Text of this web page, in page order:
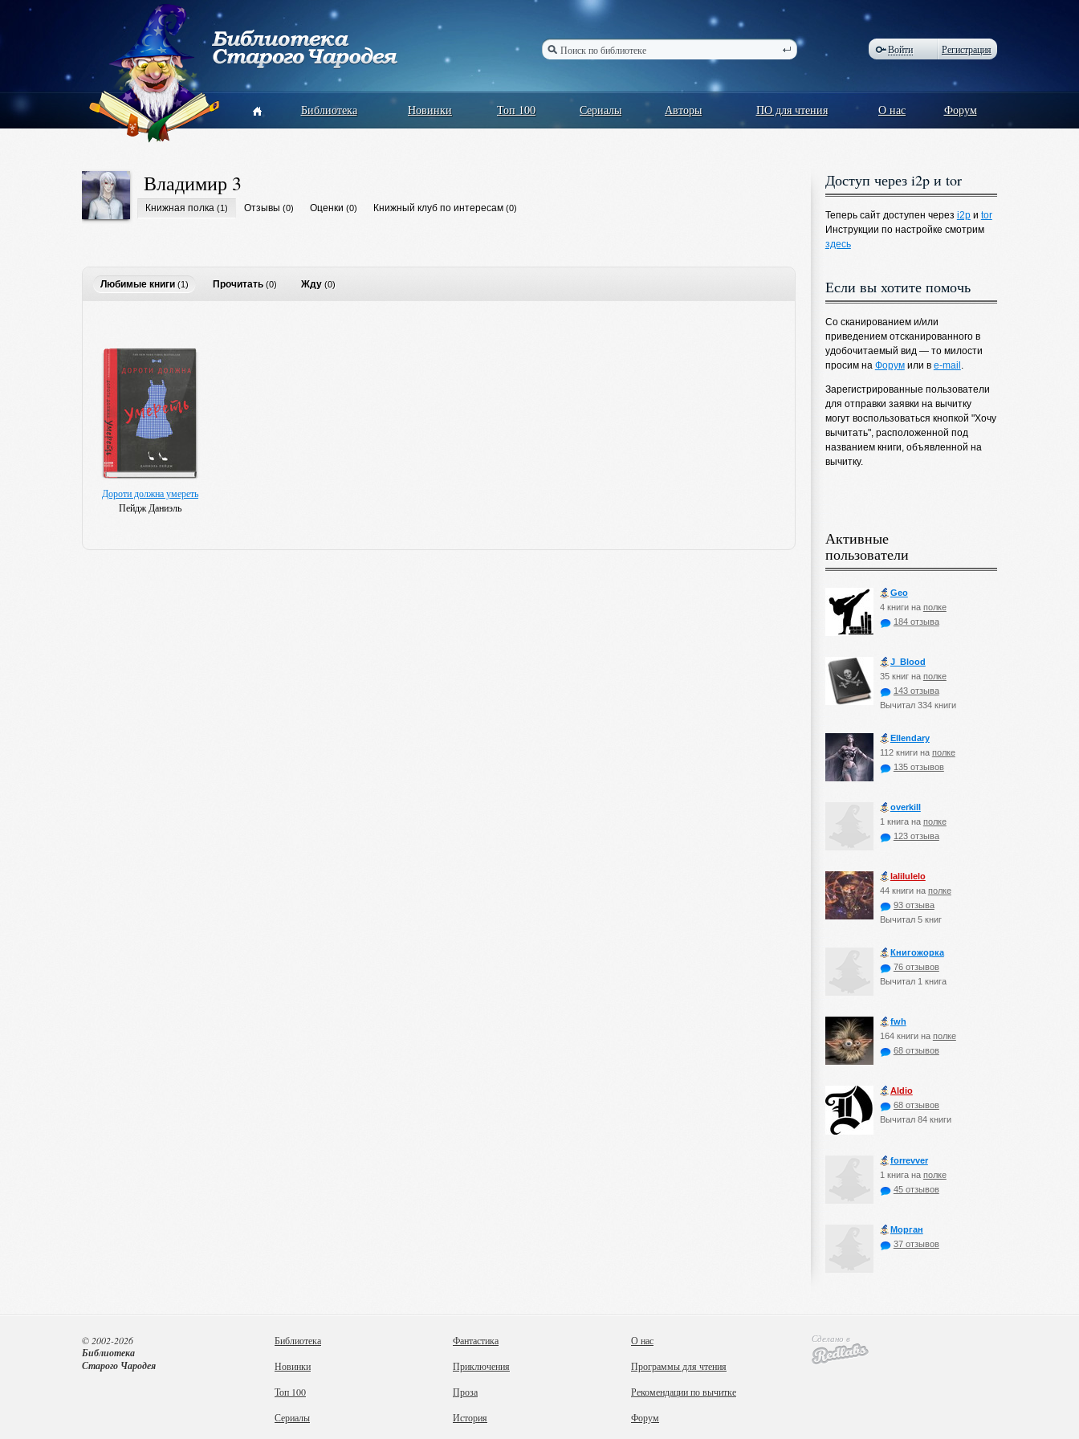
Библиотека Новинки Топ 100 Сериалы Авторы ПО для чтения О нас Форум
Войти Регистрация
Владимир 3
Книжная полка (1) Отзывы (0) Оценки (0) Книжный клуб по интересам (0)
Любимые книги (1) Прочитать (0) Жду (0)
Дороти должна умереть
Пейдж Даниэль
Доступ через i2p и tor
Теперь сайт доступен через i2pи tor
Инструкции по настройке смотрим
здесь
Если вы хотите помочь
Со сканированием и/или
приведением отсканированного в
удобочитаемый вид — то милости
просим на Форумили в e-mail .
Зарегистрированные пользователи
для отправки заявки на вычитку
могут воспользоваться кнопкой "Хочу
вычитать", расположенной под
названием книги, объявленной на
вычитку.
Активные
пользователи
Geo
4 книги на полке
184 отзыва
J_Blood
35 книг на полке
143 отзыва
Вычитал 334 книги
Ellendary
112 книги на полке
135 отзывов
оverkill
1 книга на полке
123 отзыва
lalilulelo
44 книги на полке
93 отзыва
Вычитал 5 книг
Книгожорка
76 отзывов
Вычитал 1 книга
fwh
164 книги на полке
68 отзывов
Aldio
68 отзывов
Вычитал 84 книги
forrevver
1 книга на полке
45 отзывов
Морган
37 отзывов
Библиотека
Новинки
Топ 100
Сериалы
Фантастика
Приключения
Проза
История
О нас
Программы для чтения
Рекомендации по вычитке
Форум
© 2002-2026
Библиотека
Старого Чародея
Сделано в